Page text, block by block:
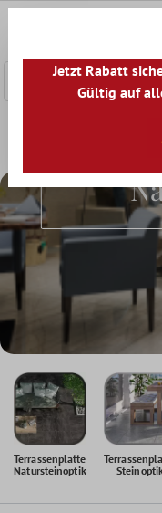
Terrassenplatten
Natursteinoptik
Jetzt Rabatt
Gültig auf